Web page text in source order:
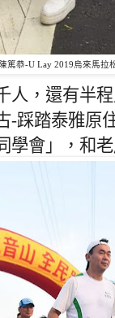
陳篤恭-U Lay 2019烏來馬拉
人，還有半
-踩踏泰雅原
學會」，和